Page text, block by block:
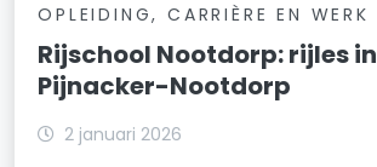
OPLEIDING, CARRIÈRE EN WERK
Rijschool Nootdorp: rijles in
Pijnacker-Nootdorp
2 januari 2026